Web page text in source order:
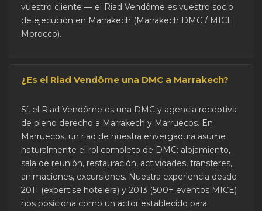
vuestro cliente — el Riad Vendôme es vuestro socio
de ejecución en Marrakech (Marrakech DMC / MICE
Morocco).
¿Es el Riad Vendôme una DMC a Marrakech?
Sí, el Riad Vendôme es una DMC y agencia receptiva
de pleno derecho a Marrakech y Marruecos. En
Marruecos, un riad de nuestra envergadura asume
naturalmente el rol completo de DMC: alojamiento,
sala de reunión, restauración, actividades, transferes,
animaciones, excursiones. Nuestra experiencia desde
2011 (expertise hotelera) y 2013 (500+ eventos MICE)
nos posiciona como un actor establecido para